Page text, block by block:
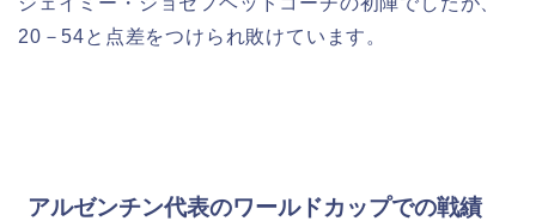
20－54と点差をつけられ敗けています。
アルゼンチン代表のワールドカップでの戦績